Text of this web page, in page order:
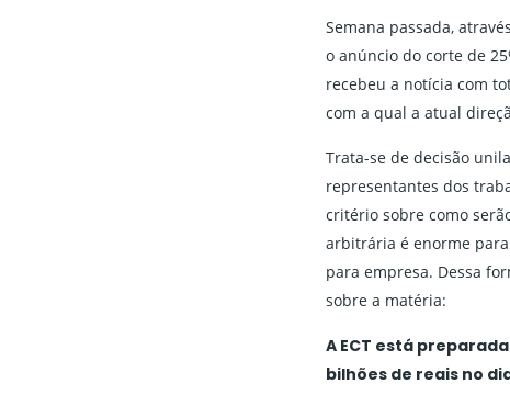
Semana passada,
o anúncio do corte de
recebeu a notícia com
com a qual a atual
Trata-se de decisão
representantes dos
critério sobre como
arbitrária é enorme
para empresa. Dessa
sobre a matéria:
A ECT está
bilhões de reais no